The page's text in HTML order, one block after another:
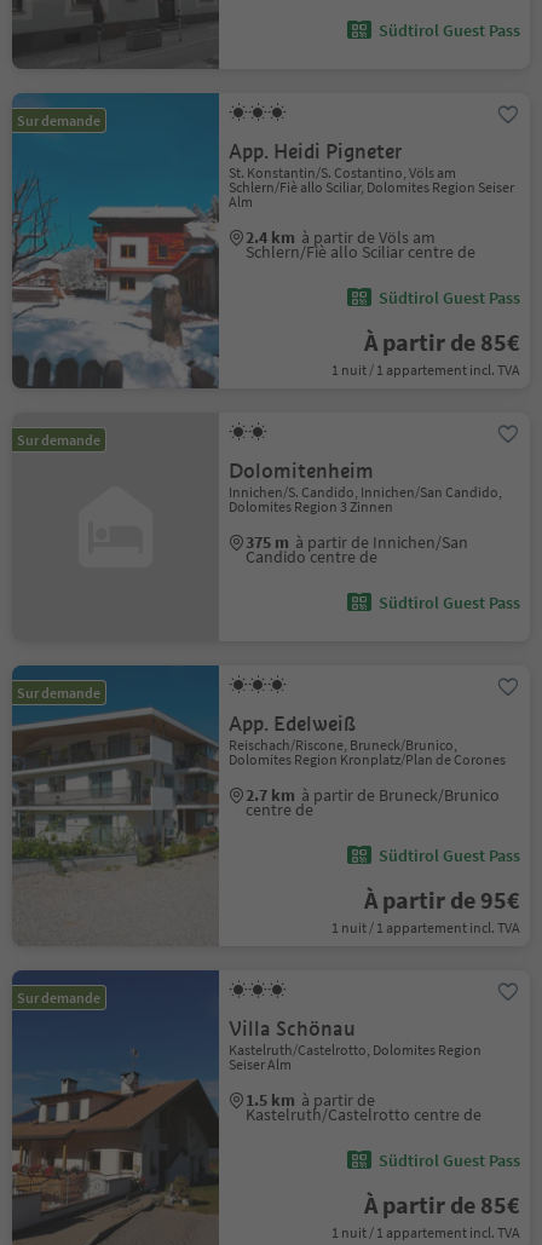
Südtirol Guest Pass
Sur demande
App. Heidi Pigneter
St. Konstantin/S. Costantino, Völs am
Schlern/Fiè allo Sciliar, Dolomites Region Seiser
Alm
2.4 km à partir de Völs am
Schlern/Fiè allo Sciliar centre de
Südtirol Guest Pass
À partir de 85€
1 nuit / 1 appartement incl. TVA
Sur demande
Dolomitenheim
Innichen/S. Candido, Innichen/San Candido,
Dolomites Region 3 Zinnen
375 m à partir de Innichen/San
Candido centre de
Südtirol Guest Pass
Sur demande
App. Edelweiß
Reischach/Riscone, Bruneck/Brunico,
Dolomites Region Kronplatz/Plan de Corones
2.7 km à partir de Bruneck/Brunico
centre de
Südtirol Guest Pass
À partir de 95€
1 nuit / 1 appartement incl. TVA
Sur demande
Villa Schönau
Kastelruth/Castelrotto, Dolomites Region
Seiser Alm
1.5 km à partir de
Kastelruth/Castelrotto centre de
Südtirol Guest Pass
À partir de 85€
1 nuit / 1 appartement incl. TVA